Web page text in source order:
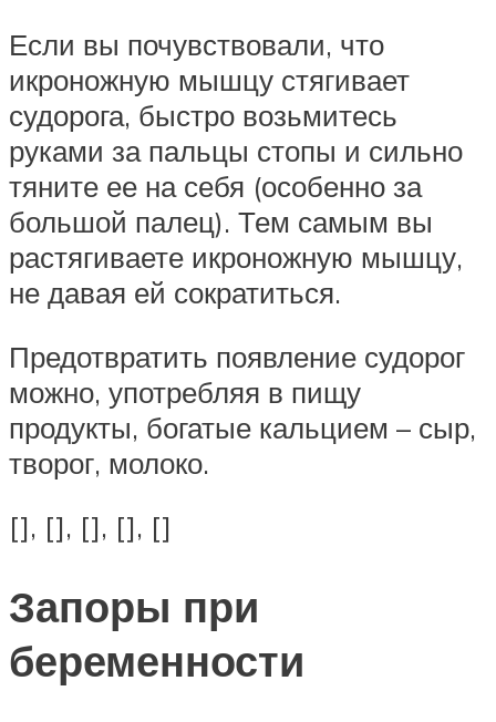
Если вы почувствовали, что
икроножную мышцу стягивает
судорога, быстро возьмитесь
руками за пальцы стопы и сильно
тяните ее на себя (особенно за
большой палец). Тем самым вы
растягиваете икроножную мышцу,
не давая ей сократиться.
Предотвратить появление судорог
можно, употребляя в пищу
продукты, богатые кальцием – сыр,
творог, молоко.
[], [], [], [], []
Запоры при
беременности